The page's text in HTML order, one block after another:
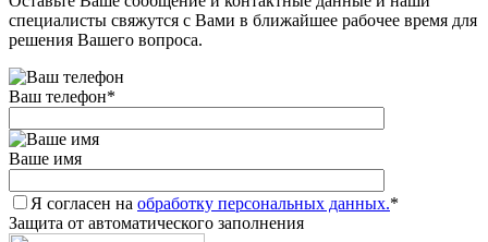
специалисты свяжутся с Вами в ближайшее рабочее время для
решения Вашего вопроса.
Ваш телефон*
Ваше имя
Я согласен на обработку персональных данных.*
Защита от автоматического заполнения